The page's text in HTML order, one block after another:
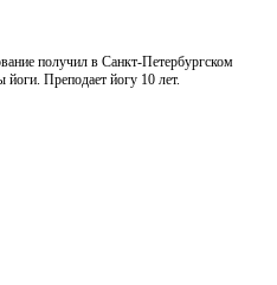
получил в Санкт-Петербургском
Преподает йогу 10 лет.